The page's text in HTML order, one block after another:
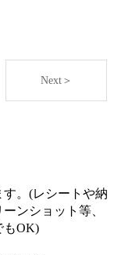
Next＞
。(レシートや納
ンショット等、
もOK)